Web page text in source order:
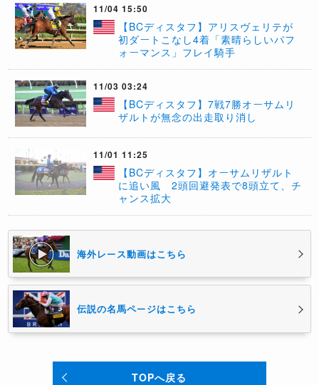
11/04 15:50
【BCディスタフ】アリスヴェリテが
初ダートこなし4着「素晴らしいパフ
ォーマンス」フレイ騎手
11/03 03:24
【BCディスタフ】7戦7勝オーサムリ
ザルトが無念の出走取り消し
11/01 11:25
【BCディスタフ】オーサムリザルト
に追い風 2頭回避発表で8頭立て、チ
ャンス拡大
海外レース動画はこちら
伝説の名馬ページはこちら
TOPへ戻る